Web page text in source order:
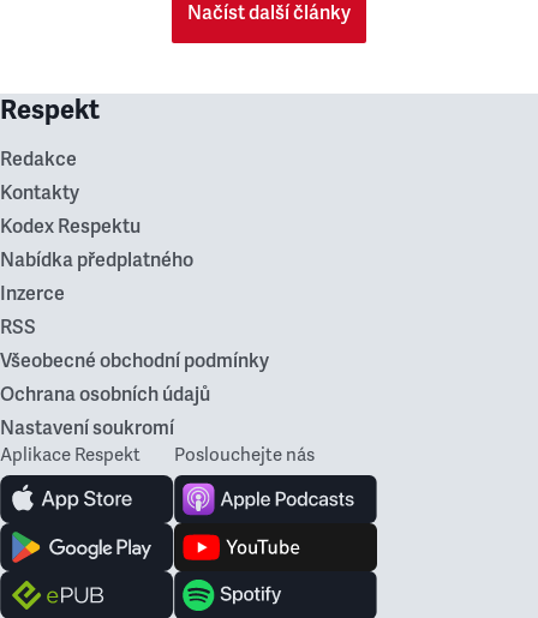
Načíst další články
Respekt
Redakce
Kontakty
Kodex Respektu
Nabídka předplatného
Inzerce
RSS
Všeobecné obchodní podmínky
Ochrana osobních údajů
Nastavení soukromí
Aplikace Respekt Poslouchejte nás